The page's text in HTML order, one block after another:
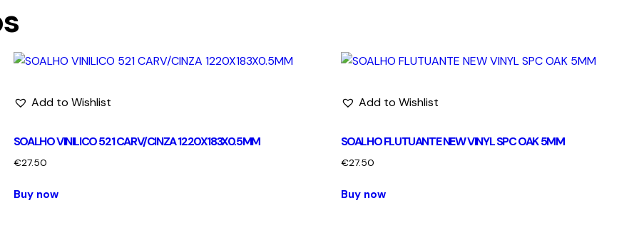
Add to Wishlist
SOALHO VINILICO 521 CARV/CINZA 1220X183X0.5MM
€27.50
Buy now
Add to Wishlist
SOALHO FLUTUANTE NEW VINYL SPC OAK 5MM
€27.50
Buy now